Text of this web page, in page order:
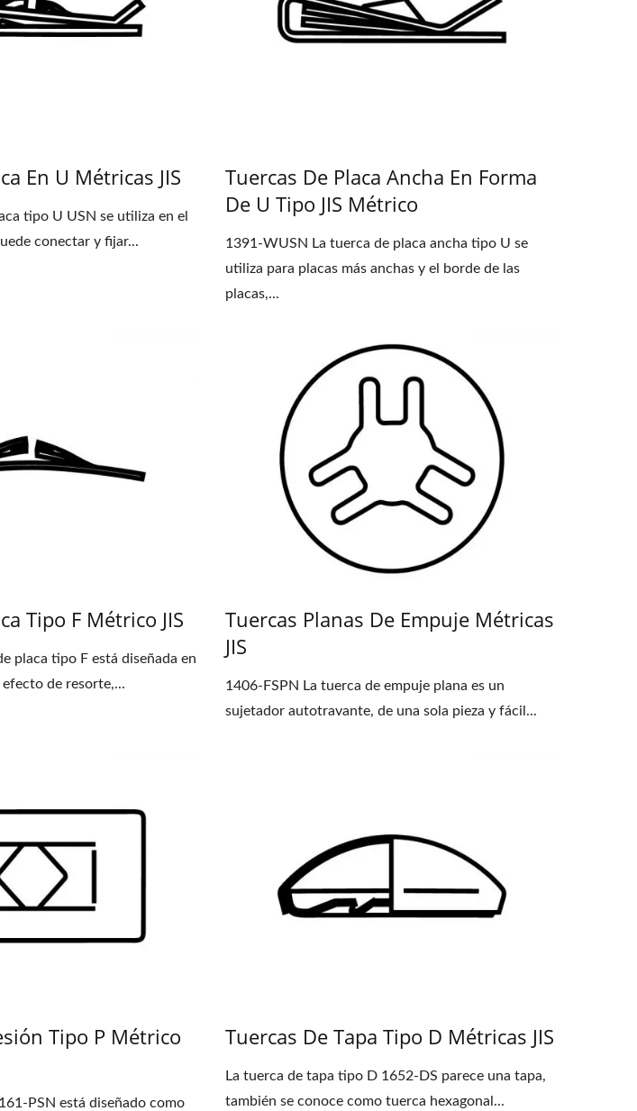
En U Métricas JIS
tipo U USN se utiliza en el
conectar y fijar...
Tuercas De Placa Ancha En Forma
De U Tipo JIS Métrico
1391-WUSN La tuerca de placa ancha tipo U se
utiliza para placas más anchas y el borde de las
placas,...
Tipo F Métrico JIS
placa tipo F está diseñada en
de resorte,...
Tuercas Planas De Empuje Métricas
JIS
1406-FSPN La tuerca de empuje plana es un
sujetador autotravante, de una sola pieza y fácil...
Tipo P Métrico
PSN está diseñado como
Tuercas De Tapa Tipo D Métricas JIS
La tuerca de tapa tipo D 1652-DS parece una tapa,
también se conoce como tuerca hexagonal...